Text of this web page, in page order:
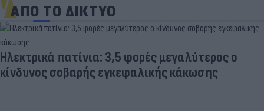
ΑΠΟ ΤΟ ΔΙΚΤΥΟ
Ηλεκτρικά πατίνια: 3,5 φορές μεγαλύτερος ο
κίνδυνος σοβαρής εγκεφαλικής κάκωσης